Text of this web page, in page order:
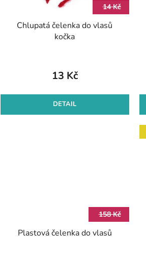
14 Kč
Chlupatá čelenka do vlasů
kočka
13 Kč
DETAIL
158 Kč
Plastová čelenka do vlasů